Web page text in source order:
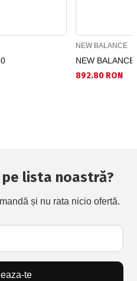
NEW BALANCE
NEW BALANCE
892.80 RON
lista noastră?
și nu rata nicio ofertă.
te